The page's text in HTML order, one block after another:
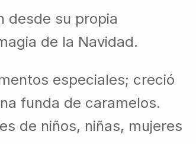
desde su propia
de la Navidad.
especiales; creció
funda de caramelos.
de niños, niñas, mujeres